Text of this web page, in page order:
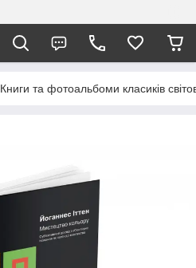
Книги та фотоальбоми класиків